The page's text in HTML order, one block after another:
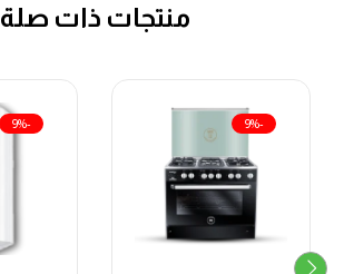
منتجات ذات صلة
-9%
-9%